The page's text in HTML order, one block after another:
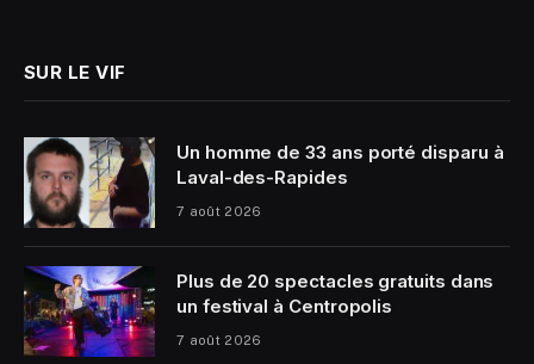
SUR LE VIF
Un homme de 33 ans porté disparu à
Laval-des-Rapides
7 août 2026
Plus de 20 spectacles gratuits dans
un festival à Centropolis
7 août 2026